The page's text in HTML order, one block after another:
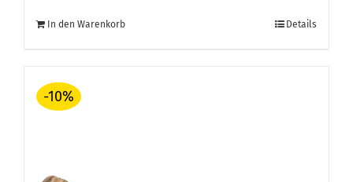
In den Warenkorb Details
-10%